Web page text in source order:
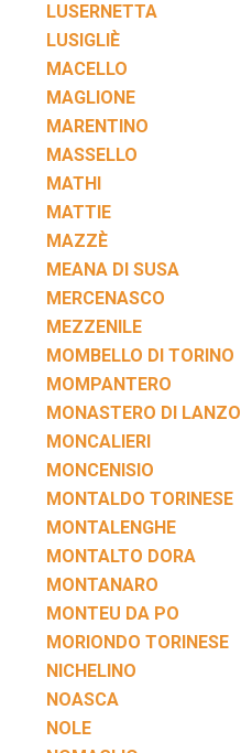
LUSERNETTA
LUSIGLIÈ
MACELLO
MAGLIONE
MARENTINO
MASSELLO
MATHI
MATTIE
MAZZÈ
MEANA DI SUSA
MERCENASCO
MEZZENILE
MOMBELLO DI TORINO
MOMPANTERO
MONASTERO DI LANZO
MONCALIERI
MONCENISIO
MONTALDO TORINESE
MONTALENGHE
MONTALTO DORA
MONTANARO
MONTEU DA PO
MORIONDO TORINESE
NICHELINO
NOASCA
NOLE